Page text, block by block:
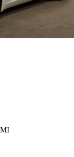
MI